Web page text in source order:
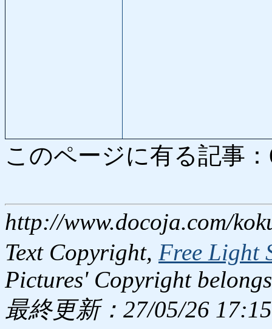
このページに有る記事
http://www.docoja.com/
Text Copyright, Free Light
Pictures' Copyright
最終更新：27/05/26 17:15